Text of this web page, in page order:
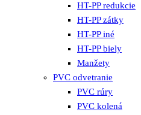
HT-PP redukcie
HT-PP zátky
HT-PP iné
HT-PP biely
Manžety
PVC odvetranie
PVC rúry
PVC kolená